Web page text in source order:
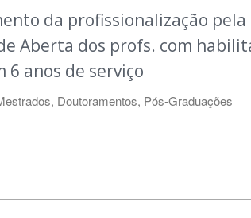
da profissionalização pela
Aberta dos profs. com
6 anos de serviço
Doutoramentos, Pós-Graduações